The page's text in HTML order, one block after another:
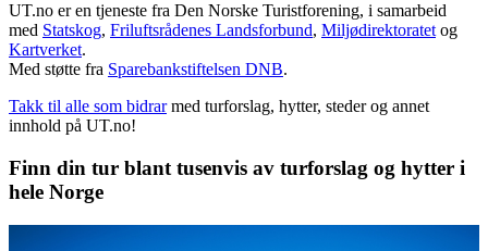
UT.no er en tjeneste fra Den Norske Turistforening, i samarbeid
med Statskog, Friluftsrådenes Landsforbund, Miljødirektoratet og
Kartverket.
Med støtte fra Sparebankstiftelsen DNB.
Takk til alle som bidrar med turforslag, hytter, steder og annet
innhold på UT.no!
Finn din tur blant tusenvis av turforslag og hytter i
hele Norge